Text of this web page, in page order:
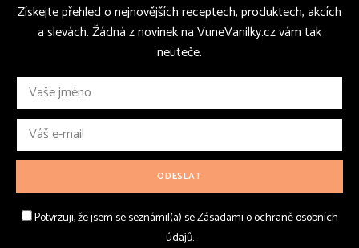
Získejte přehled o nejnovějších receptech, produktech, akcích
a slevách. Žádná z novinek na VuneVanilky.cz vám tak
neuteče.
Potvrzuji, že jsem se seznámil(a) se Zásadami o ochraně osobních
údajů.